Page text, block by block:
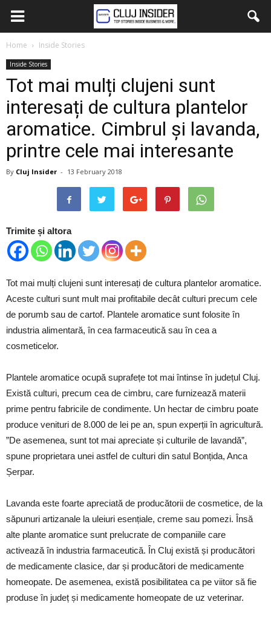
Home Inside Stories
Inside Stories
Tot mai mulți clujeni sunt
interesați de cultura plantelor
aromatice. Cimbrul și lavanda,
printre cele mai interesante
By Cluj Insider - 13 February 2018
Trimite și altora
Tot mai mulți clujeni sunt interesați de cultura plantelor aromatice.
Aceste culturi sunt mult mai profitabile decât culturi precum cele
de porumb sau de cartof. Plantele aromatice sunt folosite în
industria alimentară, în cea farmaceutică sau în cea a
cosmeticelor.
Plantele aromatice ocupă suprafețe tot mai întinse în județul Cluj.
Există culturi, precum cea de cimbru, care furnizează materii
prime pentru fabricile de condimente. Un hectar de cimbru poate
produce venituri de 8.000 de lei pe an, spun experții în agricultură.
”De asemenea, sunt tot mai apreciate și culturile de lavandă”,
spune proprietara unei astfel de culturi din satul Bonțida, Anca
Șerpar.
Lavanda este foarte apreciată de producătorii de cosmetice, de la
săpunuri artizanale la uleiuri esențiale, creme sau pomezi. Însă
alte plante aromatice sunt prelucrate de companiile care
activează în industria farmaceutică. În Cluj există și producători
de medicamente clasice, dar și producători de medicamente
homeopate. De asemenea, există posibilitatea ca pe viitor să fie
produse în județ și medicamente homeopate de uz veterinar.